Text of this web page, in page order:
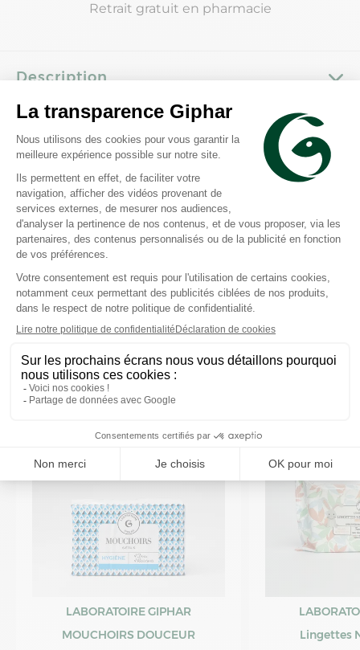
Retrait gratuit en pharmacie
Description
Composition
Caractéristiques
VOUS AIMEREZ AUSSI
LABORATOIRE GIPHAR
MOUCHOIRS DOUCEUR
Lingettes